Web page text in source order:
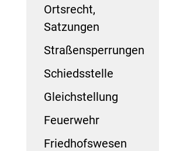
Ortsrecht,
Satzungen
Straßensperrungen
Schiedsstelle
Gleichstellung
Feuerwehr
Friedhofswesen